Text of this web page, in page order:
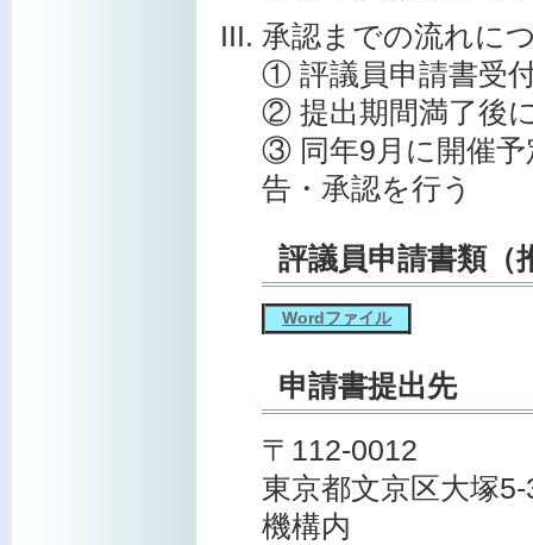
承認までの流れに
① 評議員申請書受
② 提出期間満了後
③ 同年9月に開催予
告・承認を行う
評議員申請書類（
Wordファイル
申請書提出先
〒112-0012
東京都文京区大塚
機構内